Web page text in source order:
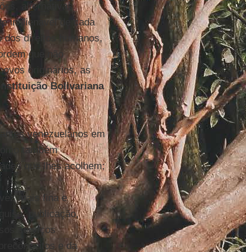
alternativas
inalienável de cada
dos direitos humanos,
que não
originários, as
Bolivariana
venezuelanos em
também
que lhes acolhem;
mais fina e
publicação,
serviços
e da